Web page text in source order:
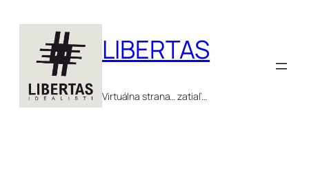
obsah
LIBERTAS
Virtuálna strana… zatiaľ…